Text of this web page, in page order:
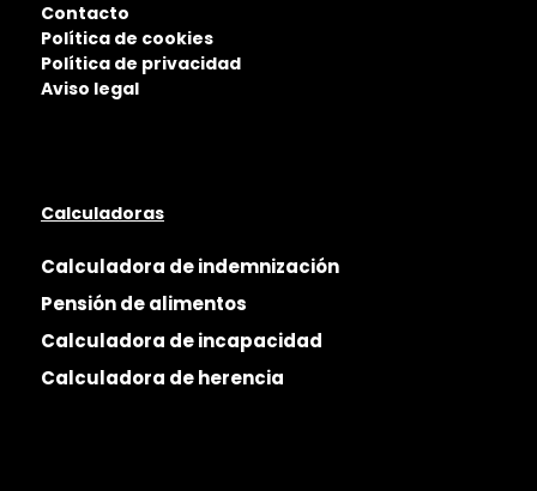
Contacto
Política de cookies
Política de privacidad
Aviso legal
Calculadoras
Calculadora de indemnización
Pensión de alimentos
Calculadora de incapacidad
Calculadora de herencia